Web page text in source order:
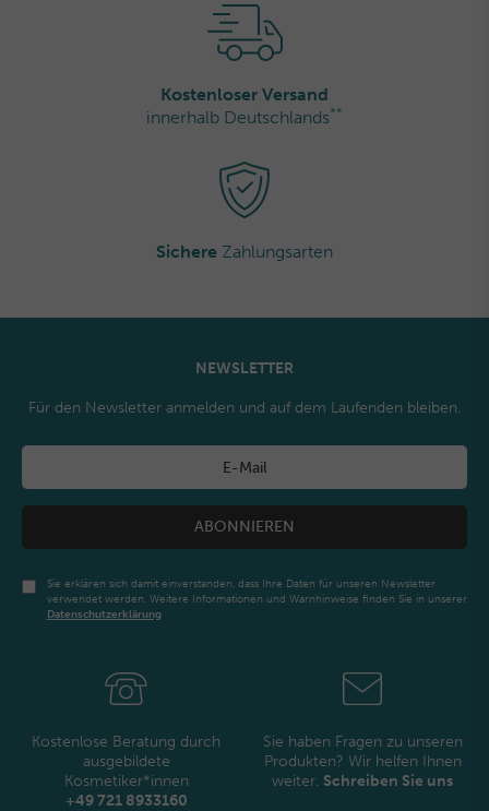
Kostenloser Versand
innerhalb Deutschlands**
Sichere Zahlungsarten
NEWSLETTER
Für den Newsletter anmelden und auf dem Laufenden bleiben.
ABONNIEREN
Sie erklären sich damit einverstanden, dass Ihre Daten für unseren Newsletter
verwendet werden. Weitere Informationen und Warnhinweise finden Sie in unserer
Daten­schutz­erklärung
Kostenlose Beratung durch
ausgebildete
Kosmetiker*innen
+49 721 8933160
Sie haben Fragen zu unseren
Produkten? Wir helfen Ihnen
weiter. Schreiben Sie uns